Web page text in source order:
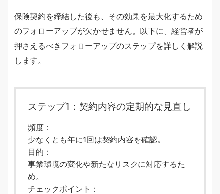
保険契約を締結した後も、その効果を最大化するため
のフォローアップが欠かせません。以下に、経営者が
押さえるべきフォローアップのステップを詳しく解説
します。
ステップ1：契約内容の定期的な見直し
頻度：
少なくとも年に1回は契約内容を確認。
目的：
事業環境の変化や新たなリスクに対応するた
め。
チェックポイント：